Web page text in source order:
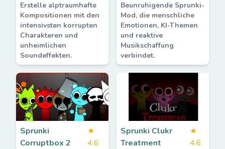
Erstelle alptraumhafte
Kompositionen mit den
intensivsten korrupten
Charakteren und
unheimlichen
Soundeffekten.
Beunruhigende Sprunki-
Mod, die menschliche
Emotionen, KI-Themen
und reaktive
Musikschaffung
verbindet.
Sprunki
Corruptbox 2
★
4.6
Sprunki Clukr
Treatment
★
4.6